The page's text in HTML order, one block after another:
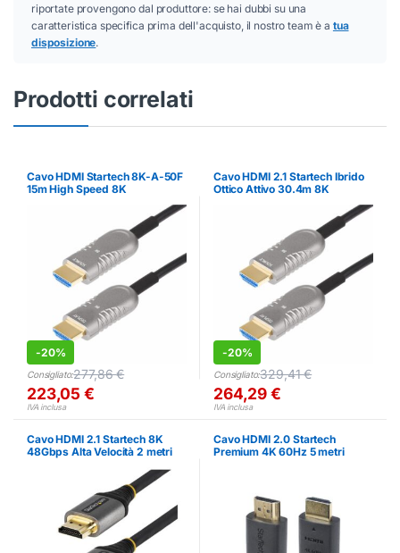
riportate provengono dal produttore: se hai dubbi su una
caratteristica specifica prima dell'acquisto, il nostro team è a tua
disposizione.
Prodotti correlati
Cavo HDMI Startech 8K-A-50F
15m High Speed 8K
-20%
Consigliato:277,86€
223,05€
IVA inclusa
Cavo HDMI 2.1 Startech Ibrido
Ottico Attivo 30.4m 8K
-20%
Consigliato:329,41€
264,29€
IVA inclusa
Cavo HDMI 2.1 Startech 8K
48Gbps Alta Velocità 2 metri
Cavo HDMI 2.0 Startech
Premium 4K 60Hz 5 metri